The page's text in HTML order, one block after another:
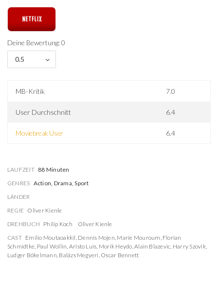
Deine Bewertung: 0
0.5
MB-Kritik 7.0
User Durchschnitt 6.4
Moviebreak User 6.4
LAUFZEIT 88 Minuten
GENRES Action, Drama, Sport
LÄNDER
REGIE Oliver Kienle
DREHBUCH Philip Koch
Oliver Kienle
CAST Emilio Moutaoakkil, Dennis Mojen, Marie Mouroum, Florian
Schmidtke, Paul Wollin, Aristo Luis, Morik Heydo,Alain Blazevic, Harry Szovik,
Ludger Bökelmann, Balázs Megyeri, Oscar Bennett